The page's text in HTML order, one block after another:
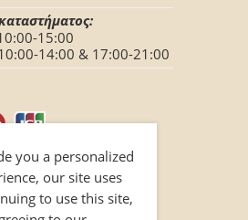
15:00
14:00 & 17:00-21:00
you a personalized
our site uses
to use this site,